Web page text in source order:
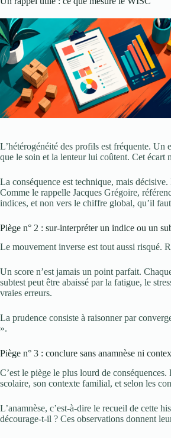
L’hétérogénéité des profils est fréquente. Un
que le soin et la lenteur lui coûtent. Cet écart
La conséquence est technique, mais
Comme le rappelle Jacques Grégoire,
indices, et non vers le chiffre global, qu’il
Piège n° 2 : sur-interpréter un indice ou un
Le mouvement inverse est tout aussi risqué.
Un score n’est jamais un point parfait.
subtest peut être abaissé par la fatigue, le
vraies erreurs.
La prudence consiste à raisonner par
».
Piège n° 3 : conclure sans anamnèse ni
C’est le piège le plus lourd de
scolaire, son contexte familial, et selon les
L’anamnèse, c’est-à-dire le recueil de cette
décourage-t-il ? Ces observations donnent